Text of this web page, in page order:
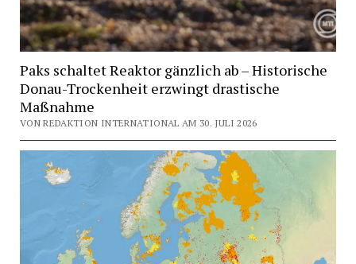
Paks schaltet Reaktor gänzlich ab – Historische
Donau-Trockenheit erzwingt drastische
Maßnahme
VON REDAKTION INTERNATIONAL AM 30. JULI 2026